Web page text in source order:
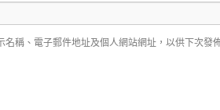
名稱、電子郵件地址及個人網站網址，以供下次發